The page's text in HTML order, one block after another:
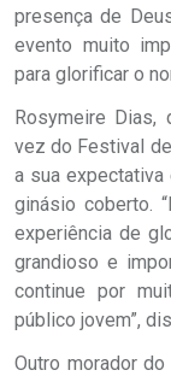
presença de
evento muito
para glorificar o
Rosymeire Dias,
vez do Festival
a sua expectativa
ginásio coberto.
experiência de
grandioso e
continue por
público jovem”,
Outro morador